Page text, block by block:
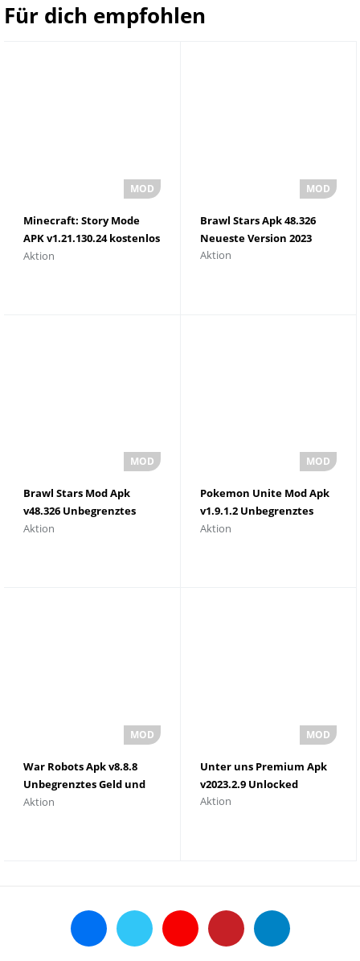
Für dich empfohlen
Minecraft: Story Mode
APK v1.21.130.24 kostenlos
herunterladen
Aktion
Brawl Stars Apk 48.326
Neueste Version 2023
Aktion
Brawl Stars Mod Apk
v48.326 Unbegrenztes
Geld
Aktion
Pokemon Unite Mod Apk
v1.9.1.2 Unbegrenztes
Geld
Aktion
War Robots Apk v8.8.8
Unbegrenztes Geld und
Gold
Aktion
Unter uns Premium Apk
v2023.2.9 Unlocked
Aktion